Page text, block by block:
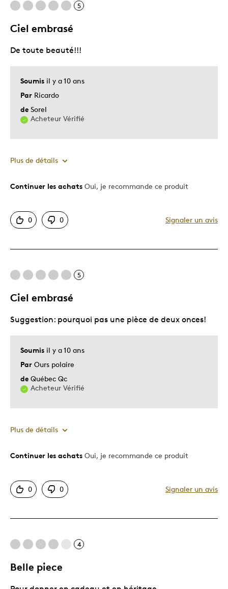
5
Ciel embrasé
Soumis il y a 10 ans
Par Ricardo
de Sorel
Acheteur Vérifié
De toute beauté!!!
Plus de détails
Le pour
Motif attrayant
Très bonne qualité
Les meilleures utilisations
Cadeau de Noël
Décrivez-vous
Chasseur d'aubaines, Guidé par la
Continuer les achats Oui, je recommande ce produit
0 0 Signaler un avis
5
Ciel embrasé
Soumis il y a 10 ans
Par Ours polaire
de Québec Qc
Acheteur Vérifié
Suggestion: pourquoi pas une pièce de deux onces!
Plus de détails
Le pour
Original
Piece De Deux Onces
Continuer les achats Oui, je recommande ce produit
0 0 Signaler un avis
4
Belle piece